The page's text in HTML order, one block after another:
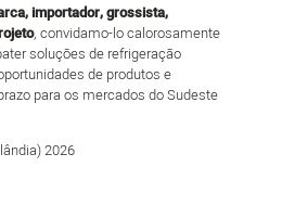
importador, grossista,
, convidamo-lo calorosamente
soluções de refrigeração
de produtos e
para os mercados do Sudeste
2026